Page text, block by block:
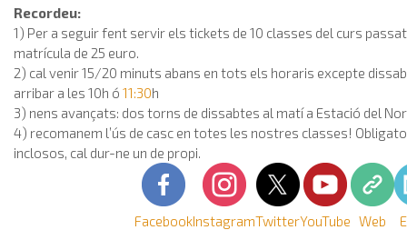
Recordeu:
1) Per a seguir fent servir els tickets de 10 classes del curs
matrícula de 25 euro.
2) cal venir 15/20 minuts abans en tots els horaris excepte
arribar a les 10h ó 11:30h
3) nens avançats: dos torns de dissabtes al matí a Estació del
4) recomanem l’ús de casc en totes les nostres classes!
inclosos, cal dur-ne un de propi.
FacebookInstagramTwitterYouTube Web